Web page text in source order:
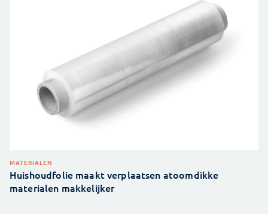
MATERIALEN
Huishoudfolie maakt verplaatsen atoomdikke
materialen makkelijker